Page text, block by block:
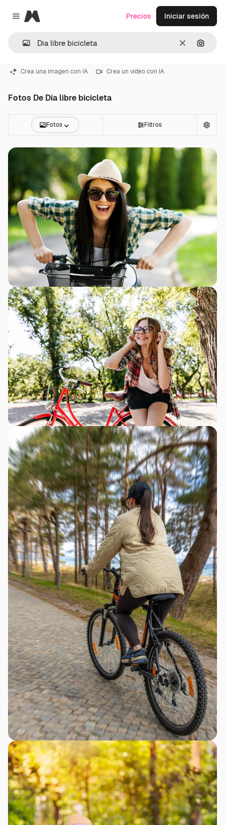
Close menu
Magnific
Borrar
Precios Iniciar sesión
Crea una imagen con IA Crea un vídeo con IA
Fotos De Dia libre bicicleta
Fotos Filtros